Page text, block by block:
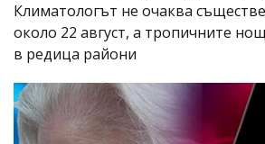
Климатологът не очаква
около 22 август, а тропичните
в редица райони